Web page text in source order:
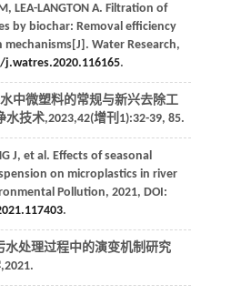
M , LEA-LANGTON A. Filtration of
by biochar: Removal efficiency
Water Research,
j.watres.2020.116165.
中微塑料的常规与新兴去除工
水技术,2023,42(增刊1):32-39, 85.
J, et al. Effects of seasonal
on microplastics in river
Pollution, 2021, DOI:
.
水处理过程中的演变机制研究
2021.